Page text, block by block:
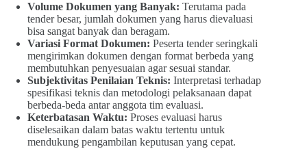
Volume Dokumen yang Banyak: Terutama pada
tender besar, jumlah dokumen yang harus dievaluasi
bisa sangat banyak dan beragam.
Variasi Format Dokumen: Peserta tender seringkali
mengirimkan dokumen dengan format berbeda yang
membutuhkan penyesuaian agar sesuai standar.
Subjektivitas Penilaian Teknis: Interpretasi terhadap
spesifikasi teknis dan metodologi pelaksanaan dapat
berbeda-beda antar anggota tim evaluasi.
Keterbatasan Waktu: Proses evaluasi harus
diselesaikan dalam batas waktu tertentu untuk
mendukung pengambilan keputusan yang cepat.